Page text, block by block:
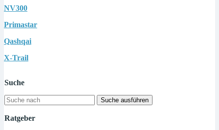
NV300
Primastar
Qashqai
X-Trail
Suche
Suche ausführen
Ratgeber